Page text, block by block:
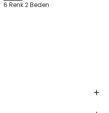
6 Renk 2 Beden